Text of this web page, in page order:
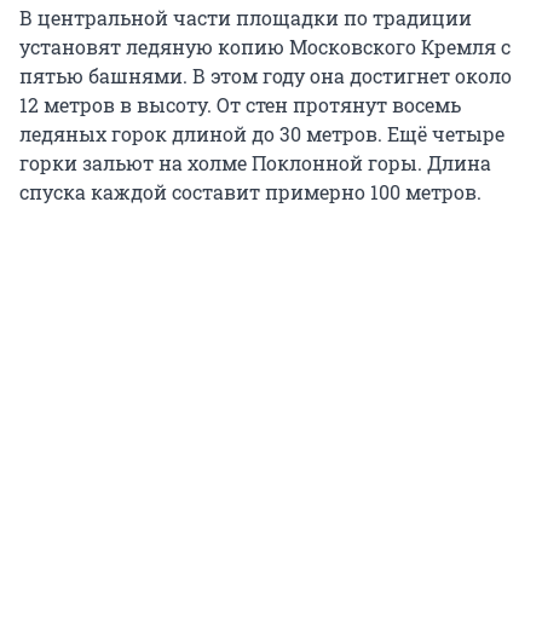
В центральной части площадки по традиции
установят ледяную копию Московского Кремля с
пятью башнями. В этом году она достигнет около
12 метров в высоту. От стен протянут восемь
ледяных горок длиной до 30 метров. Ещё четыре
горки зальют на холме Поклонной горы. Длина
спуска каждой составит примерно 100 метров.